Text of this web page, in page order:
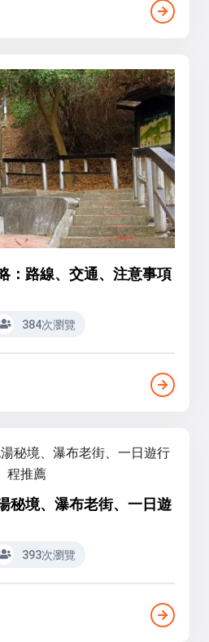
：路線、交通、注意事項
384次瀏覽
秘境、瀑布老街、一日遊
393次瀏覽